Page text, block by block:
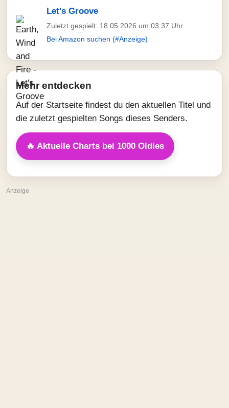
Let's Groove
Zuletzt gespielt: 18.05.2026 um 03:37 Uhr
Bei Amazon suchen (#Anzeige)
Mehr entdecken
Auf der Startseite findest du den aktuellen Titel und
die zuletzt gespielten Songs dieses Senders.
🔥 Aktuelle Charts bei 1000 Oldies
Anzeige